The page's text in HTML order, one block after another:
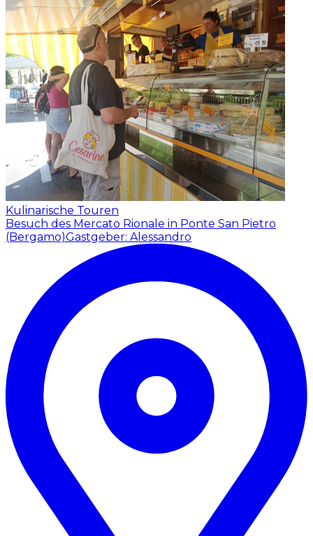
Kulinarische Touren
Besuch des Mercato Rionale in Ponte San Pietro
(Bergamo)Gastgeber: Alessandro